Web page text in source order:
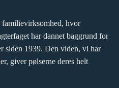
familievirksomhed, hvor
har dannet baggrund for
siden 1939. Den viden, vi har
giver pølserne deres helt